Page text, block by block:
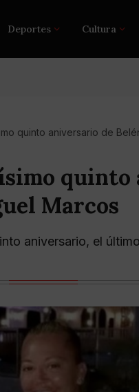
Deportes Cultura
quinto aniversario de
Marcos
aniversario, el